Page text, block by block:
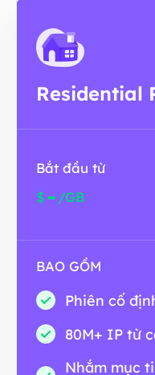
Residential
Bắt đầu từ
$- /GB
BAO GỒM
Phiên cố
80M+ IP từ
Nhắm mục